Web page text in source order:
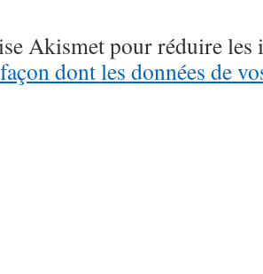
Akismet pour réduire les
dont les données de